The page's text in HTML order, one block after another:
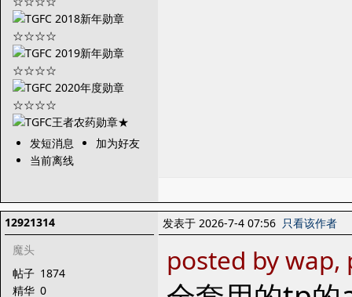
发短消息
加为好友
当前离线
12921314
魔头
帖子 1874
精华 0
发表于 2026-7-4 07:56 只看该作者
posted by